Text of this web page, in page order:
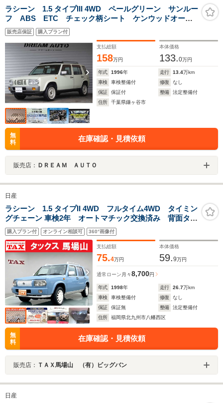
ラシーン 1.5 タイプIII 4WD ペールグリーン サンルー
フ ABS ETC チェック柄シート ケンウッドオーデ
ィオ スペアタイヤキャリア ルーフレール 1500CC
販売店保証 購入プラン付
支払総額
158万円
本体価格
133.0万円
年式 1996年 走行 13.4万km
車検
車検整備付 修復
なし
保証
保証付 整備
法定整備付
住所
千葉県鎌ヶ谷市
無
料
在庫確認・見積依頼
販売店： ＤＲＥＡＭ ＡＵＴＯ
日産
ラシーン 1.5 タイプII 4WD フルタイム4WD タイミン
グチェーン 車検2年 オートマチック交換済み 背面タイ
ヤ ルーフレール 赤レザー調シートカバー キーレ
ス ドアバイザー フロアマット
購入プラン付 オンライン相談可 360°画像付
支払総額
75.4万円
本体価格
59.9万円
通常ローン 月々8,700円
年式 1998年 走行 26.7万km
車検
車検整備付 修復
なし
保証
保証無 整備
法定整備付
住所
福岡県北九州市八幡西区
無
料
在庫確認・見積依頼
販売店： ＴＡＸ馬場山 （有）ビッグバン
日産